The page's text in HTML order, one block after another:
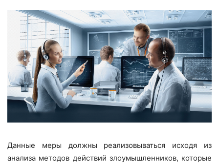
Данные меры должны реализовываться исходя из
анализа методов действий злоумышленников, которые